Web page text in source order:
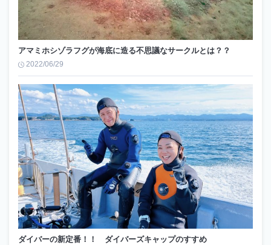
アマミホシゾラフグが海底に造る不思議なサークルとは？？
2022/06/29
ダイバーの新定番！！ ダイバーズキャップのすすめ